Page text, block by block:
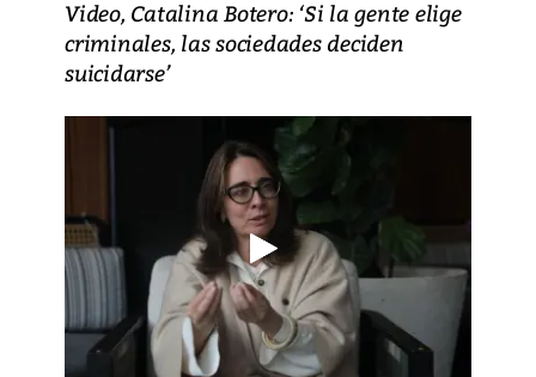
Video, Catalina Botero: ‘Si la gente elige
criminales, las sociedades deciden
suicidarse’